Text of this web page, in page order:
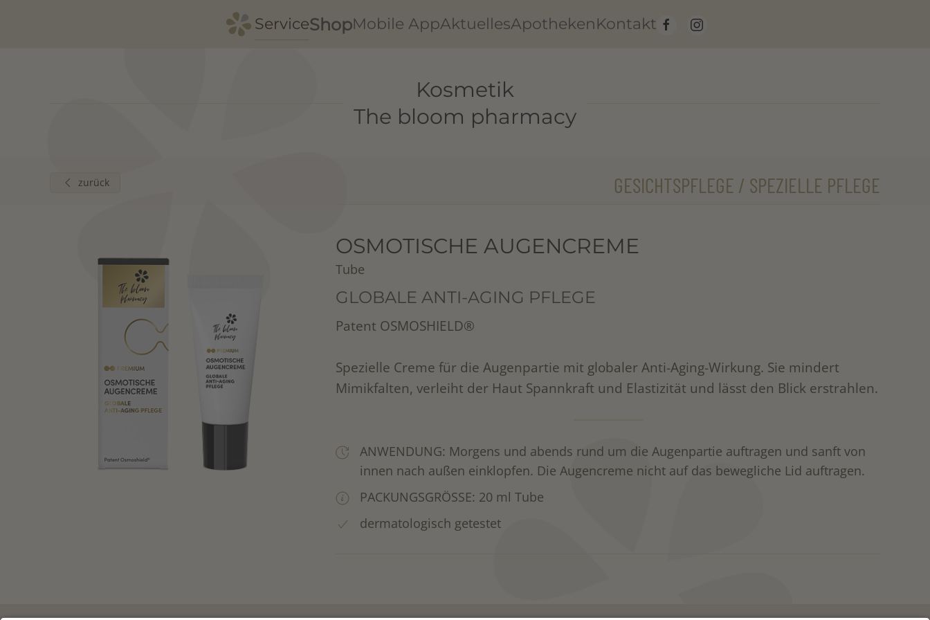
ServiceShopMobile AppAktuellesApothekenKontakt
Kosmetik
The bloom pharmacy
zurück GESICHTSPFLEGE / SPEZIELLE PFLEGE
OSMOTISCHE AUGENCREME
Tube
GLOBALE ANTI-AGING PFLEGE
Patent OSMOSHIELD®
Spezielle Creme für die Augenpartie mit globaler Anti-Aging-Wirkung. Sie mindert
Mimikfalten, verleiht der Haut Spannkraft und Elastizität und lässt den Blick erstrahlen.
ANWENDUNG: Morgens und abends rund um die Augenpartie auftragen und sanft von
innen nach außen einklopfen. Die Augencreme nicht auf das bewegliche Lid auftragen.
PACKUNGSGRÖSSE: 20 ml Tube
dermatologisch getestet